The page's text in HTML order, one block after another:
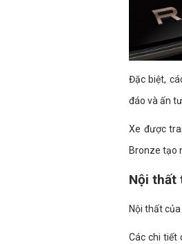
Đặc biệt,
đáo và ấn
Xe được
Bronze tạo
Nội thất
Nội thất
Các chi tiết